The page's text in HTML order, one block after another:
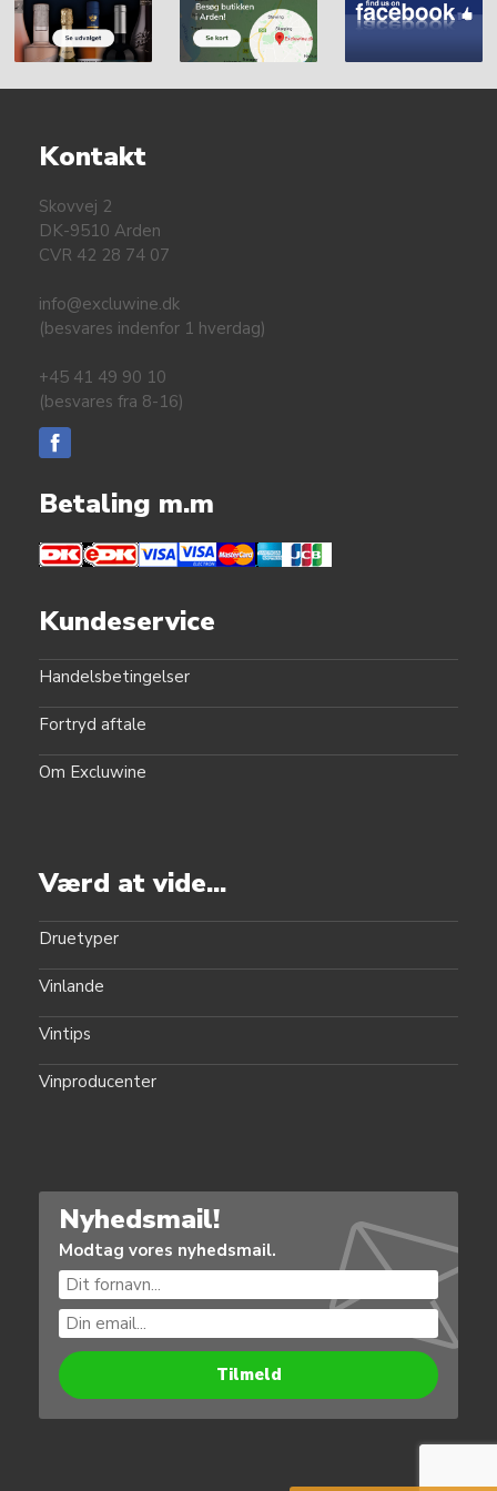
Kontakt
Skovvej 2
DK-9510 Arden
CVR 42 28 74 07
info@excluwine.dk
(besvares indenfor 1 hverdag)
+45 41 49 90 10
(besvares fra 8-16)
Betaling m.m
Kundeservice
Handelsbetingelser
Fortryd aftale
Om Excluwine
Værd at vide...
Druetyper
Vinlande
Vintips
Vinproducenter
Nyhedsmail!
Modtag vores nyhedsmail.